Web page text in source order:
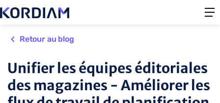
Retour au blog
Unifier les équipes éditoriales
des magazines - Améliorer les